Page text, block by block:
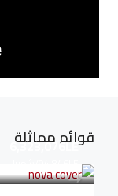
قوائم مماثلة
6,323,076LE